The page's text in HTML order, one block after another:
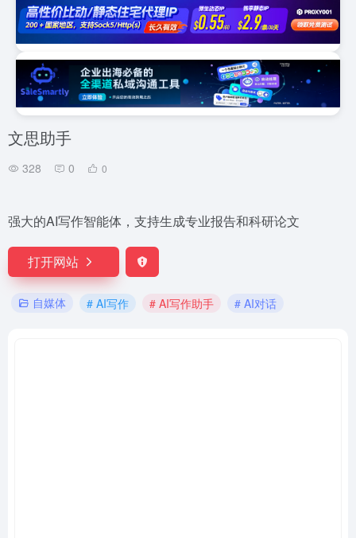
文思助手
328 0 0
强大的AI写作智能体，支持生成专业报告和科研论文
打开网站
自媒体 # AI写作 # AI写作助手 # AI对话